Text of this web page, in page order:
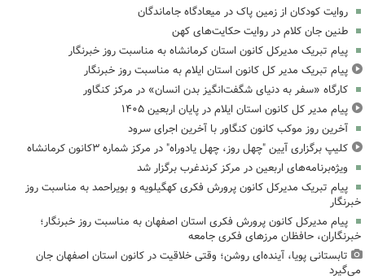
روایت کودکان از زمین پاک در میعادگاه جاماندگان
طنین جان کلام در روایت حکایت‌های کهن
پیام تبریک مدیرکل کانون استان کرمانشاه به مناسبت روز خبرنگار
پیام تبریک مدیر کل کانون استان ایلام به مناسبت روز خبرنگار
کارگاه «سفر به دنیای شگفت‌انگیز بدن انسان» در مرکز کنگاور
پیام مدیر کل کانون استان ایلام در پایان اربعین ۱۴۰۵
آخرین روز موکب کانون کنگاور با آخرین اجرای سرود
کلیپ برگزاری آیین "چهل روز، چهل یادوراه" در مرکز شماره ۳کانون کرمانشاه
ویژه‌برنامه‌های اربعین در مرکز کرندغرب برگزار شد
پیام تبریک مدیرکل کانون پرورش فکری کهگیلویه و بویراحمد به مناسبت روز
خبرنگار
پیام مدیرکل کانون پرورش فکری استان اصفهان به مناسبت روز خبرنگار؛
خبرنگاران، حافظان مرزهای فکری جامعه
تابستانی پویا، آینده‌ای روشن؛ وقتی خلاقیت در کانون استان اصفهان جان
می‌گیرد